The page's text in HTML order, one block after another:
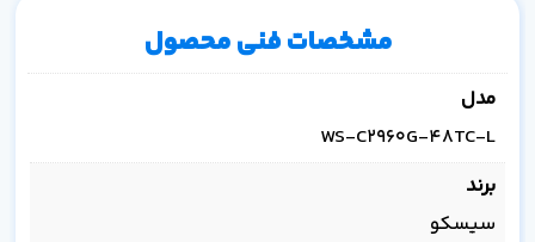
مشخصات فنی محصول
مدل
WS-C2960G-48TC-L
برند
سیسکو